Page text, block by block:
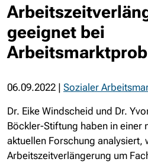
geeignet bei
06.09.2022 | Sozialer
Dr. Eike Windscheid und Dr.
Böckler-Stiftung haben in einer
aktuellen Forschung analysiert,
Arbeitszeitverlängerung um